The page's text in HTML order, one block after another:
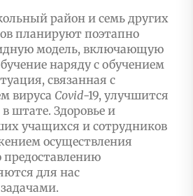
район и семь других
планируют поэтапно
модель, включающую
наряду с обучением
связанная с
вируса Covid-19, улучшится
штате. Здоровье и
учащихся и сотрудников
осуществления
для нас